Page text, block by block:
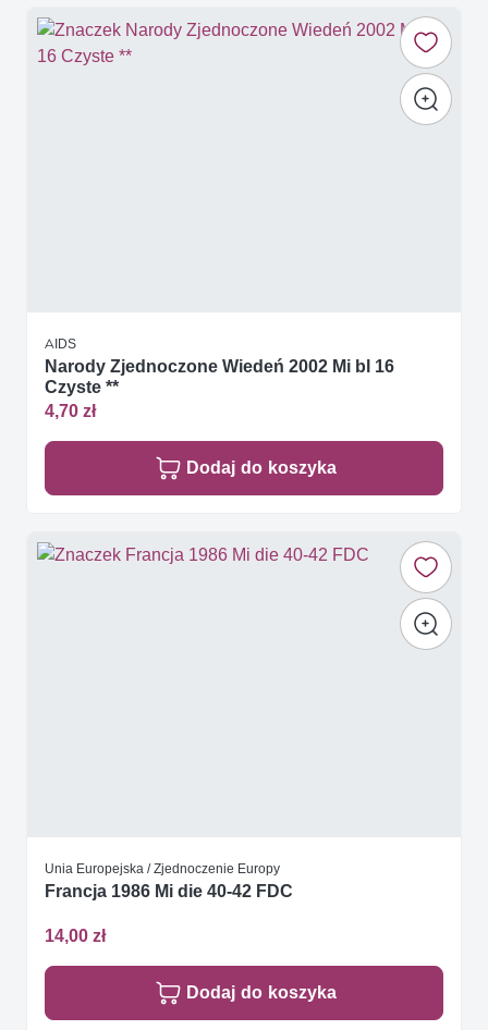
AIDS
Narody Zjednoczone Wiedeń 2002 Mi bl 16
Czyste **
4,70 zł
Dodaj do koszyka
Unia Europejska / Zjednoczenie Europy
Francja 1986 Mi die 40-42 FDC
14,00 zł
Dodaj do koszyka